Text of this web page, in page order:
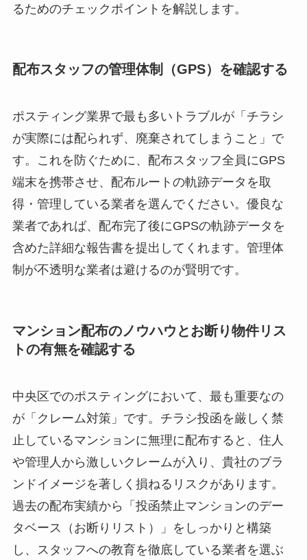
るためのチェックポイントを解説します。
配布スタッフの管理体制（GPS）を確認する
ポスティング業界で最も多いトラブルが「チラシ
が実際には配られず、廃棄されてしまうこと」で
す。これを防ぐために、配布スタッフ全員にGPS
端末を携帯させ、配布ルートの軌跡データを取
得・管理している業者を選んでください。優良な
業者であれば、配布完了後にGPSの軌跡データを
含めた詳細な報告書を提出してくれます。管理体
制が不透明な業者は避けるのが賢明です。
マンション配布のノウハウとお断り物件リス
トの有無を確認する
中央区でのポスティングにおいて、最も重要なの
が「クレーム対策」です。チラシ投函を厳しく禁
止しているマンションに無理に配布すると、住人
や管理人から激しいクレームが入り、貴社のブラ
ンドイメージを著しく損ねるリスクがあります。
過去の配布実績から「投函禁止マンションのデー
タベース（お断りリスト）」をしっかりと構築
し、スタッフへの教育を徹底している業者を選ぶ